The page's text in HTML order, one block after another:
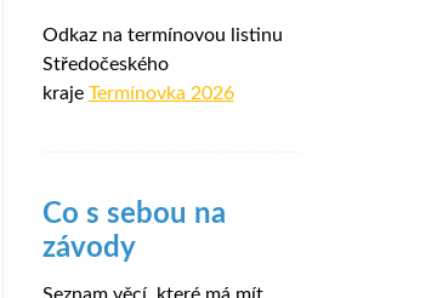
Odkaz na termínovou listinu
Středočeského
kraje Termínovka 2026
Co s sebou na
závody